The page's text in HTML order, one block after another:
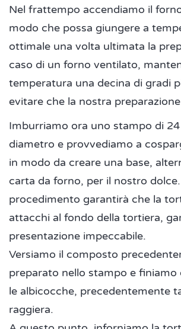
Nel frattempo accendiamo il
modo che possa giungere a
ottimale una volta ultimata la
caso di un forno ventilato,
temperatura una decina di gradi
evitare che la nostra
Imburriamo ora uno stampo di
diametro e provvediamo a
in modo da creare una base,
carta da forno, per il nostro
procedimento garantirà che la
attacchi al fondo della tortiera,
presentazione impeccabile.
Versiamo il composto
preparato nello stampo e finiamo
le albicocche, precedentemente
raggiera.